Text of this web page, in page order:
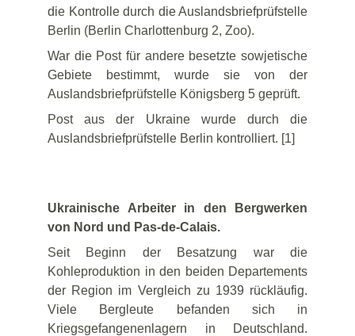
die Kontrolle durch die Auslandsbriefprüfstelle
Berlin (Berlin Charlottenburg 2, Zoo).
War die Post für andere besetzte sowjetische
Gebiete bestimmt, wurde sie von der
Auslandsbriefprüfstelle Königsberg 5 geprüft.
Post aus der Ukraine wurde durch die
Auslandsbriefprüfstelle Berlin kontrolliert. [1]
Ukrainische Arbeiter in den Bergwerken
von Nord und Pas-de-Calais.
Seit Beginn der Besatzung war die
Kohleproduktion in den beiden Departements
der Region im Vergleich zu 1939 rückläufig.
Viele Bergleute befanden sich in
Kriegsgefangenenlagern in Deutschland.